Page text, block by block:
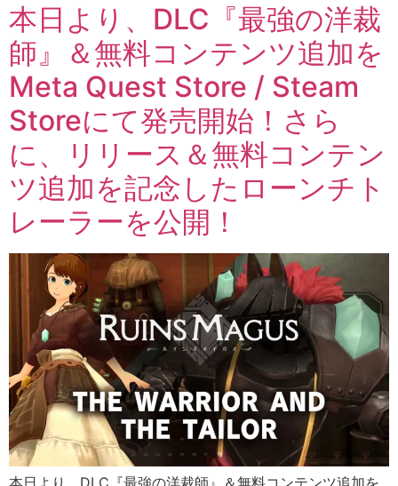
本日より、DLC『最強の洋裁
師』＆無料コンテンツ追加を
Meta Quest Store / Steam
Storeにて発売開始！さら
に、リリース＆無料コンテン
ツ追加を記念したローンチト
レーラーを公開！